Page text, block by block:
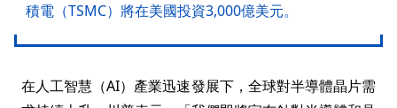
積電（TSMC）將在美國投資3,000億美元。
在人工智慧（AI）產業迅速發展下，全球對半導體晶片需